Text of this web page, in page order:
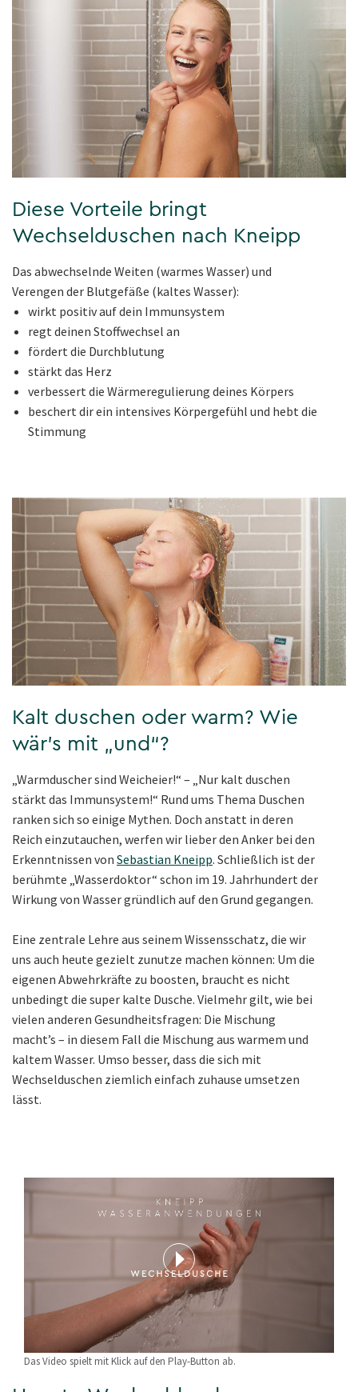
Diese Vorteile bringt
Wechselduschen nach Kneipp
Das abwechselnde Weiten (warmes Wasser) und
Verengen der Blutgefäße (kaltes Wasser):
wirkt positiv auf dein Immunsystem
regt deinen Stoffwechsel an
fördert die Durchblutung
stärkt das Herz
verbessert die Wärmeregulierung deines Körpers
beschert dir ein intensives Körpergefühl und hebt die
Stimmung
Kalt duschen oder warm? Wie
wär’s mit „und“?
„Warmduscher sind Weicheier!“ – „Nur kalt duschen
stärkt das Immunsystem!“ Rund ums Thema Duschen
ranken sich so einige Mythen. Doch anstatt in deren
Reich einzutauchen, werfen wir lieber den Anker bei den
Erkenntnissen von Sebastian Kneipp. Schließlich ist der
berühmte „Wasserdoktor“ schon im 19. Jahrhundert der
Wirkung von Wasser gründlich auf den Grund gegangen.
Eine zentrale Lehre aus seinem Wissensschatz, die wir
uns auch heute gezielt zunutze machen können: Um die
eigenen Abwehrkräfte zu boosten, braucht es nicht
unbedingt die super kalte Dusche. Vielmehr gilt, wie bei
vielen anderen Gesundheitsfragen: Die Mischung
macht’s – in diesem Fall die Mischung aus warmem und
kaltem Wasser. Umso besser, dass die sich mit
Wechselduschen ziemlich einfach zuhause umsetzen
lässt.
Das Video spielt mit Klick auf den Play-Button ab.